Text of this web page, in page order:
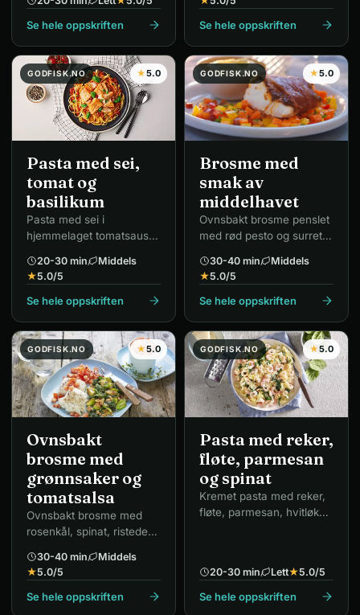
Se hele oppskriften Se hele oppskriften
GODFISK.NO ★5.0
Pasta med sei,
tomat og
basilikum
Pasta med sei i
hjemmelaget tomatsaus
20-30 min
Middels
★5.0/5
Se hele oppskriften
GODFISK.NO ★5.0
Brosme med
smak av
middelhavet
Ovnsbakt brosme penslet
med rød pesto og surret
av godfisk sine høyest
vurderte retter.
30-40 min
Middels
★5.0/5
Se hele oppskriften
GODFISK.NO ★5.0
Ovnsbakt
brosme med
grønnsaker og
tomatsalsa
Ovnsbakt brosme med
rosenkål, spinat, ristede
30-40 min
Middels
★5.0/5
Se hele oppskriften
GODFISK.NO ★5.0
Pasta med reker,
fløte, parmesan
og spinat
Kremet pasta med reker,
fløte, parmesan, hvitløk
20-30 min Lett★5.0/5
Se hele oppskriften